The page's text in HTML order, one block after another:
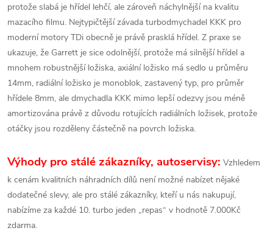
protože slabá je hřídel lehčí, ale zároveň náchylnější na kvalitu
mazacího filmu. Nejtypičtější závada turbodmychadel KKK pro
moderní motory TDi obecně je právě prasklá hřídel. Z praxe se
ukazuje, že Garrett je sice odolnější, protože má silnější hřídel a
mnohem robustnější ložiska, axiální ložisko má sedlo u průměru
14mm, radiální ložisko je monoblok, zastavený typ, pro průměr
hřídele 8mm, ale dmychadla KKK mimo lepší odezvy jsou méně
amortizována právě z důvodu rotujících radiálních ložisek, protože
otáčky jsou rozděleny částečně na povrch ložiska.
Výhody pro stálé zákazníky, autoservisy: Vzhledem
k cenám kvalitních náhradních dílů není možné nabízet nějaké
dodatečné slevy, ale pro stálé zákazníky, kteří u nás nakupují,
nabízíme za každé 10. turbo jeden „repas“ v hodnotě 7.000Kč
zdarma.